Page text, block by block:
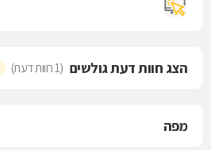
הצג חוות דעת גולשים (1 חוות דעת)
מפה